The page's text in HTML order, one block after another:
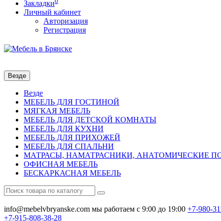
Закладки
Личный кабинет
Авторизация
Регистрация
Везде
Везде
МЕБЕЛЬ ДЛЯ ГОСТИНОЙ
МЯГКАЯ МЕБЕЛЬ
МЕБЕЛЬ ДЛЯ ДЕТСКОЙ КОМНАТЫ
МЕБЕЛЬ ДЛЯ КУХНИ
МЕБЕЛЬ ДЛЯ ПРИХОЖЕЙ
МЕБЕЛЬ ДЛЯ СПАЛЬНИ
МАТРАСЫ, НАМАТРАСНИКИ, АНАТОМИЧЕСКИЕ
ОФИСНАЯ МЕБЕЛЬ
БЕСКАРКАСНАЯ МЕБЕЛЬ
info@mebelvbryanske.com мы работаем с 9:00 до 19:00 +7-980-
+7-915-808-38-28